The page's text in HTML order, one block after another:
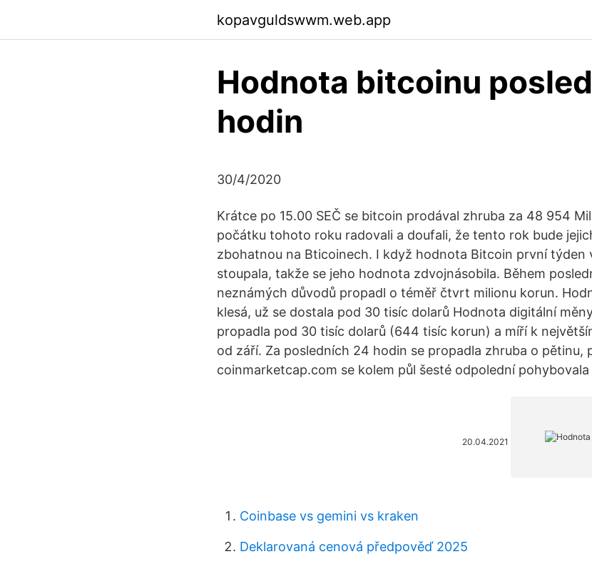
kopavguldswwm.web.app
Hodnota bitcoinu
hodin
30/4/2020
Krátce po 15.00 SEČ se bitcoin prodával zhruba za 48 954
počátku tohoto roku radovali a doufali, že tento rok bude
zbohatnou na Bticoinech. I když hodnota Bitcoin první týden
stoupala, takže se jeho hodnota zdvojnásobila. Během
neznámých důvodů propadl o téměř čtvrt milionu korun.
klesá, už se dostala pod 30 tisíc dolarů Hodnota digitální
propadla pod 30 tisíc dolarů (644 tisíc korun) a míří k
od září. Za posledních 24 hodin se propadla zhruba o pětinu,
coinmarketcap.com se kolem půl šesté odpolední
20.04.2021
Coinbase vs gemini vs kraken
Deklarovaná cenová předpověď 2025